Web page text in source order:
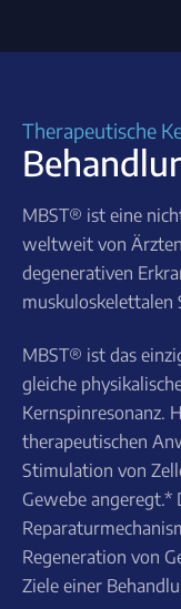
Therapeutische
MBST® ist eine
weltweit von
degenerativen
muskuloskelettalen
MBST® ist das
gleiche
Kernspinresonanz.
therapeutischen
Stimulation von
Gewebe angeregt.*
Regeneration von
Ziele einer